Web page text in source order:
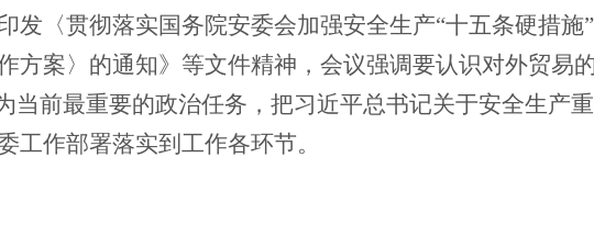
发〈贯彻落实国务院安委会加强安全生产“十五条硬措施
方案〉的通知》等文件精神，会议强调要认识对外贸易
当前最重要的政治任务，把习近平总书记关于安全生产
工作部署落实到工作各环节。